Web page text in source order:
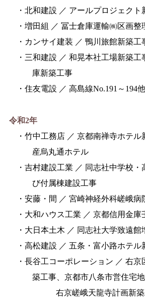
・北和建設 ／ アールプロジェクト
・増田組 ／ 冨士倉庫運輸㈱区画
・カンサイ建装 ／ 鴨川旅館新築工
・三和建設 ／ 和晃本社工場新築
庫新築工事
・住友電設 ／ 高島線No.191～194
令和2年
・竹中工務店 ／ 京都南禅寺ホテ
産烏丸通ホテル
・吉村建設工業 ／ 同志社中学校・
び付属棟建設工事
・安藤・間 ／ 宮崎神経外科嵯峨病
・大和ハウス工業 ／ 京都信用金
・大日本土木 ／ 同志社大学致遠館
・高松建設 ／ 五条・富小路ホテル
・長谷工コーポレーション ／ 右
築工事、京都市八条市営住宅地
右京嵯峨天龍寺計画新